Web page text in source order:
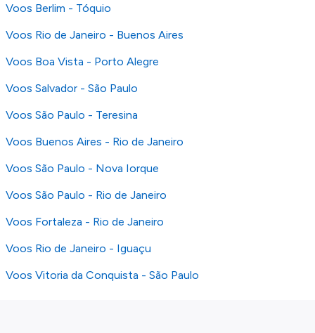
Voos Berlim - Tóquio
Voos Rio de Janeiro - Buenos Aires
Voos Boa Vista - Porto Alegre
Voos Salvador - São Paulo
Voos São Paulo - Teresina
Voos Buenos Aires - Rio de Janeiro
Voos São Paulo - Nova Iorque
Voos São Paulo - Rio de Janeiro
Voos Fortaleza - Rio de Janeiro
Voos Rio de Janeiro - Iguaçu
Voos Vitoria da Conquista - São Paulo